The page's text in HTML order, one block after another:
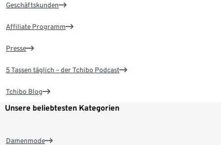
Geschäftskunden
Affiliate Programm
Presse
5 Tassen täglich – der Tchibo Podcast
Tchibo Blog
Unsere beliebtesten Kategorien
Damenmode